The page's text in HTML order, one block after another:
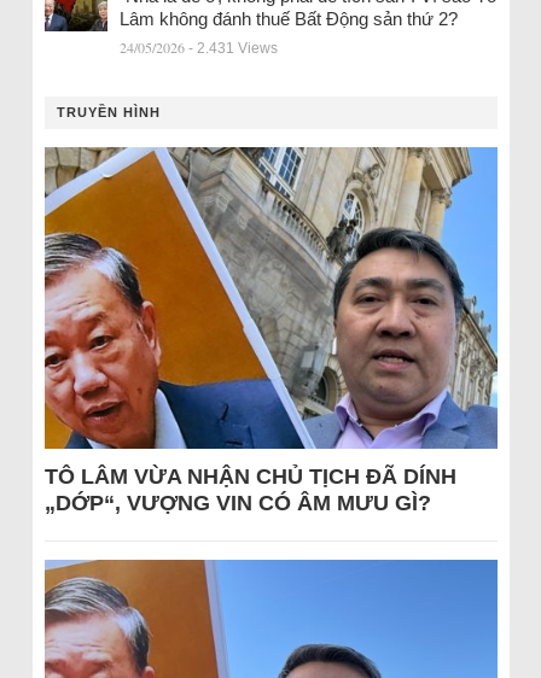
Lâm không đánh thuế Bất Động sản thứ 2?
24/05/2026 - 2.431 Views
TRUYỀN HÌNH
TÔ LÂM VỪA NHẬN CHỦ TỊCH ĐÃ DÍNH
„DỚP“, VƯỢNG VIN CÓ ÂM MƯU GÌ?